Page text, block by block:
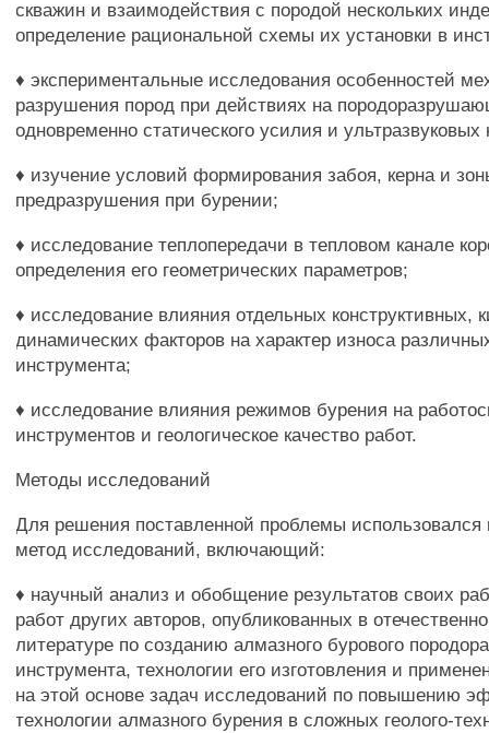
скважин и взаимодействия с породой нескольких
определение рациональной схемы их установки в
♦ экспериментальные исследования особенностей
разрушения пород при действиях на
одновременно статического усилия и ультразвуковых
♦ изучение условий формирования забоя, керна и
предразрушения при бурении;
♦ исследование теплопередачи в тепловом канале
определения его геометрических параметров;
♦ исследование влияния отдельных конструктивных,
динамических факторов на характер износа
инструмента;
♦ исследование влияния режимов бурения на
инструментов и геологическое качество работ.
Методы исследований
Для решения поставленной проблемы использовался
метод исследований, включающий:
♦ научный анализ и обобщение результатов своих
работ других авторов, опубликованных в
литературе по созданию алмазного бурового
инструмента, технологии его изготовления и
на этой основе задач исследований по повышению
технологии алмазного бурения в сложных геолого-